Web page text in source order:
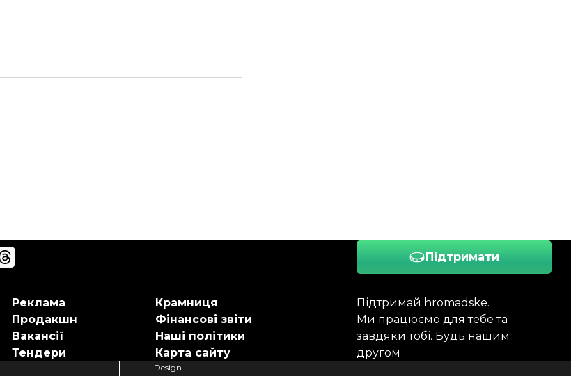
Підтримати
Підтримай hromadske.
Ми працюємо для тебе та
завдяки тобі. Будь нашим
другом
Реклама
Продакшн
Вакансії
Тендери
Крамниця
Фінансові звіти
Наші політики
Карта сайту
Design